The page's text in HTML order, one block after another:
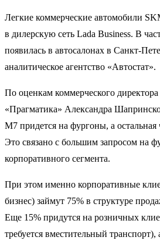
Легкие коммерческие автомобили
в дилерскую сеть Lada Business. В
появилась в автосалонах в Санкт-
аналитическое агентство «Автостат».
По оценкам коммерческого
«Прагматика» Александра
М7 придется на фургоны, а
Это связано с большим запросом на
корпоративного сегмента.
При этом именно корпоративные
бизнес) займут 75% в структуре
Еще 15% придутся на розничных
требуется вместительный